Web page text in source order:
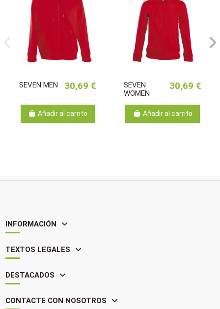
SEVEN MEN 30,69 €
Añadir al carrito
SEVEN
WOMEN
30,69 €
Añadir al carrito
INFORMACIÓN
TEXTOS LEGALES
DESTACADOS
CONTACTE CON NOSOTROS